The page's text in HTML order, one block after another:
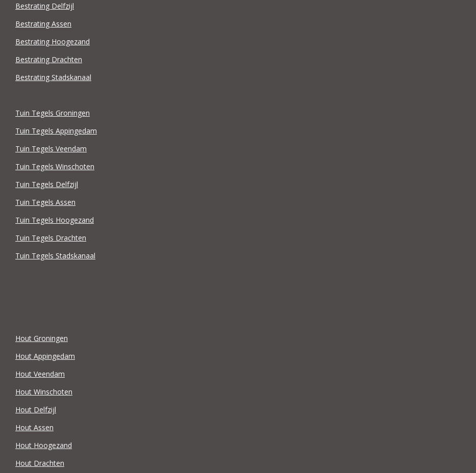
Bestrating Delfzijl
Bestrating Assen
Bestrating Hoogezand
Bestrating Drachten
Bestrating Stadskanaal
Tuin Tegels Groningen
Tuin Tegels Appingedam
Tuin Tegels Veendam
Tuin Tegels Winschoten
Tuin Tegels Delfzijl
Tuin Tegels Assen
Tuin Tegels Hoogezand
Tuin Tegels Drachten
Tuin Tegels Stadskanaal
Hout Groningen
Hout Appingedam
Hout Veendam
Hout Winschoten
Hout Delfzijl
Hout Assen
Hout Hoogezand
Hout Drachten